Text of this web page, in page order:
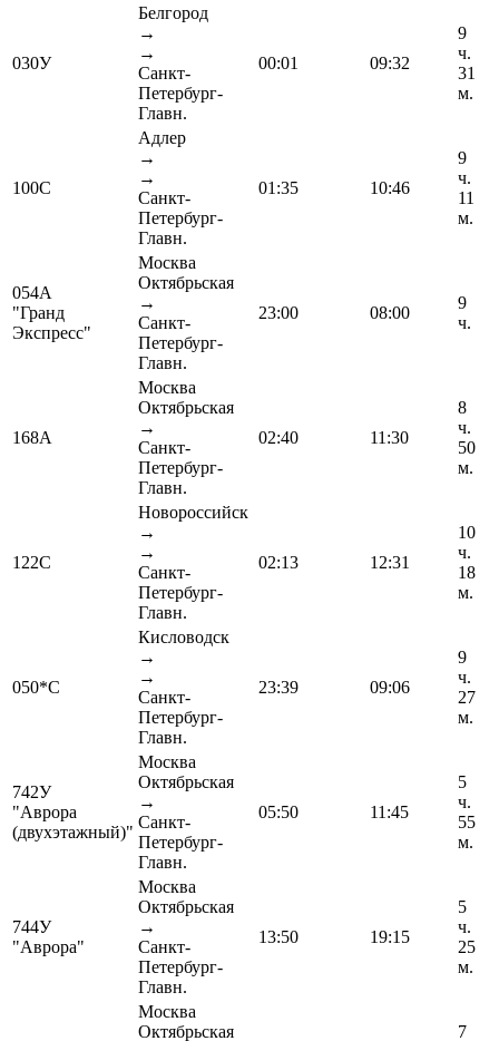
030У
Белгород
→
→
Санкт-
Петербург-
Главн.
00:01 09:32
9
ч.
31
м.
100С
Адлер
→
→
Санкт-
Петербург-
Главн.
01:35 10:46
9
ч.
11
м.
054А
"Гранд
Экспресс"
Москва
Октябрьская
→
Санкт-
Петербург-
Главн.
23:00 08:00
9
ч.
168А
Москва
Октябрьская
→
Санкт-
Петербург-
Главн.
02:40 11:30
8
ч.
50
м.
122С
Новороссийск
→
→
Санкт-
Петербург-
Главн.
02:13 12:31
10
ч.
18
м.
050*С
Кисловодск
→
→
Санкт-
Петербург-
Главн.
23:39 09:06
9
ч.
27
м.
742У
"Аврора
(двухэтажный)"
Москва
Октябрьская
→
Санкт-
Петербург-
Главн.
05:50 11:45
5
ч.
55
м.
744У
"Аврора"
Москва
Октябрьская
→
Санкт-
Петербург-
Главн.
13:50 19:15
5
ч.
25
м.
Москва
Октябрьская
7